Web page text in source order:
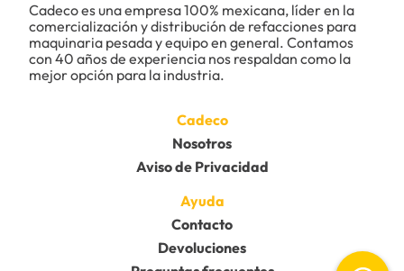
★★★★★
Tu nombre
Escribe un comentario
Cadeco es una empresa 100% mexicana, líder en la
comercialización y distribución de refacciones para
maquinaria pesada y equipo en general. Contamos
con 40 años de experiencia nos respaldan como la
mejor opción para la industria.
Cadeco
Nosotros
Aviso de Privacidad
Ayuda
Contacto
Devoluciones